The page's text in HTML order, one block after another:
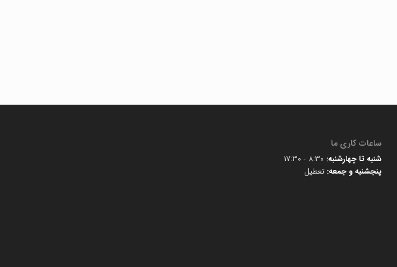
ساعات کاری ما
شنبه تا چهارشنبه: 8:30 - 17:30
پنجشنبه و جمعه: تعطیل